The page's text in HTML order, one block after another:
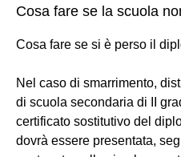
Cosa fare se la scuola
Cosa fare se si è perso il
Nel caso di smarrimento,
di scuola secondaria di II
certificato sostitutivo del
dovrà essere presentata,